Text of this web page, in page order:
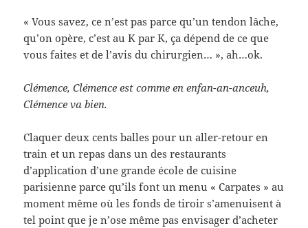
« Vous savez, ce n’est pas parce qu’un tendon lâche,
qu’on opère, c’est au K par K, ça dépend de ce que
vous faites et de l’avis du chirurgien… », ah…ok.
Clémence, Clémence est comme en enfan-an-anceuh,
Clémence va bien.
Claquer deux cents balles pour un aller-retour en
train et un repas dans un des restaurants
d’application d’une grande école de cuisine
parisienne parce qu’ils font un menu « Carpates » au
moment même où les fonds de tiroir s’amenuisent à
tel point que je n’ose même pas envisager d’acheter